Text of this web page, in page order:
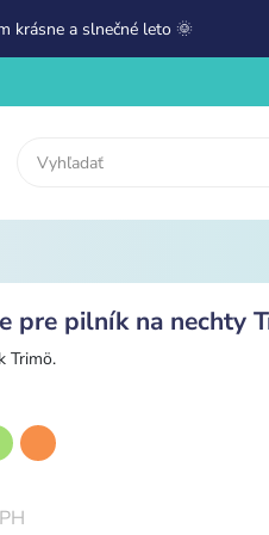
krásne a slnečné leto 🌞
pre pilník na nechty
Trimö.